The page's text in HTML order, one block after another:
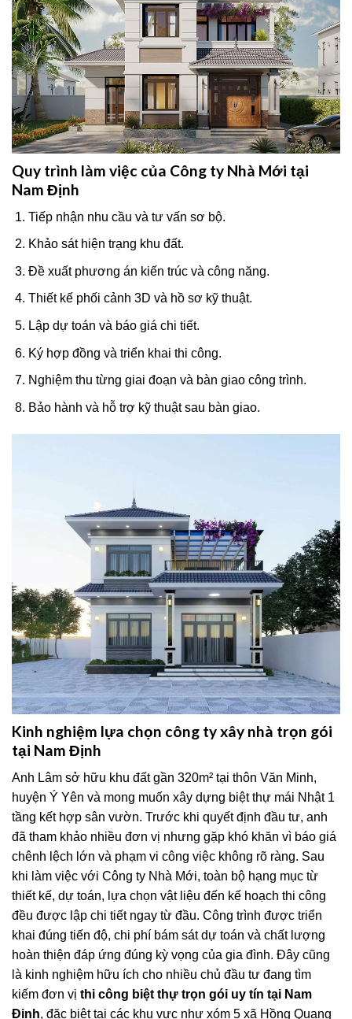
Quy trình làm việc của Công ty Nhà Mới tại
Nam Định
Tiếp nhận nhu cầu và tư vấn sơ bộ.
Khảo sát hiện trạng khu đất.
Đề xuất phương án kiến trúc và công năng.
Thiết kế phối cảnh 3D và hồ sơ kỹ thuật.
Lập dự toán và báo giá chi tiết.
Ký hợp đồng và triển khai thi công.
Nghiệm thu từng giai đoạn và bàn giao công trình.
Bảo hành và hỗ trợ kỹ thuật sau bàn giao.
Kinh nghiệm lựa chọn công ty xây nhà trọn gói
tại Nam Định
Anh Lâm sở hữu khu đất gần 320m² tại thôn Văn Minh,
huyện Ý Yên và mong muốn xây dựng biệt thự mái Nhật 1
tầng kết hợp sân vườn. Trước khi quyết định đầu tư, anh
đã tham khảo nhiều đơn vị nhưng gặp khó khăn vì báo giá
chênh lệch lớn và phạm vi công việc không rõ ràng. Sau
khi làm việc với Công ty Nhà Mới, toàn bộ hạng mục từ
thiết kế, dự toán, lựa chọn vật liệu đến kế hoạch thi công
đều được lập chi tiết ngay từ đầu. Công trình được triển
khai đúng tiến độ, chi phí bám sát dự toán và chất lượng
hoàn thiện đáp ứng đúng kỳ vọng của gia đình. Đây cũng
là kinh nghiệm hữu ích cho nhiều chủ đầu tư đang tìm
kiếm đơn vị thi công biệt thự trọn gói uy tín tại Nam
Định, đặc biệt tại các khu vực như xóm 5 xã Hồng Quang